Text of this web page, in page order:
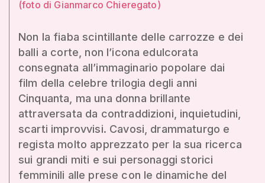
(foto di Gianmarco Chieregato)
Non la fiaba scintillante delle carrozze e dei
balli a corte, non l’icona edulcorata
consegnata all’immaginario popolare dai
film della celebre trilogia degli anni
Cinquanta, ma una donna brillante
attraversata da contraddizioni, inquietudini,
scarti improvvisi. Cavosi, drammaturgo e
regista molto apprezzato per la sua ricerca
sui grandi miti e sui personaggi storici
femminili alle prese con le dinamiche del